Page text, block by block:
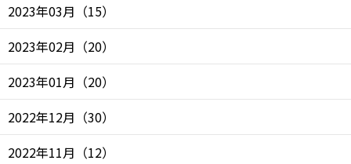
2023年03月 （15）
2023年02月 （20）
2023年01月 （20）
2022年12月 （30）
2022年11月 （12）